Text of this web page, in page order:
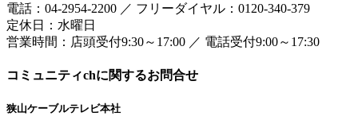
電話： 04-2954-2200 ／ フリーダイヤル：0120-340-379
定休日：水曜日
営業時間： 店頭受付9:30～17:00 ／ 電話受付9:00～17:30
コミュニティchに関するお問合せ
狭山ケーブルテレビ本社